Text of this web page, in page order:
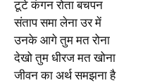
टूटे कंगन रोता बचपन
संताप समा लेना उर में
उनके आगे तुम मत रोना
देखो तुम धीरज मत खोना
जीवन का अर्थ समझना है